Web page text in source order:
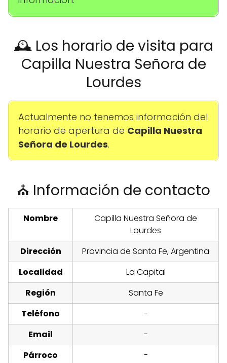
🕰️ Los horario de visita para
Capilla Nuestra Señora de
Lourdes
Actualmente no tenemos información del
horario de apertura de Capilla Nuestra
Señora de Lourdes.
⛪ Información de contacto
Nombre
Capilla Nuestra Señora de
Lourdes
Dirección
Provincia de Santa Fe, Argentina
Localidad
La Capital
Región
Santa Fe
Teléfono
-
Email
-
Párroco
-